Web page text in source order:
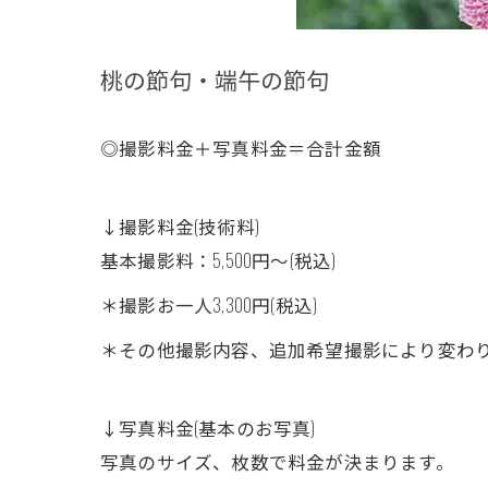
桃の節句・端午の節句
◎撮影料金＋写真料金＝合計金額
↓撮影料金(技術料)
基本撮影料：5,500円〜(税込)
＊撮影お一人3,300円(税込)
＊その他撮影内容、追加希望撮影により変わ
↓写真料金(基本のお写真)
写真のサイズ、枚数で料金が決まります。